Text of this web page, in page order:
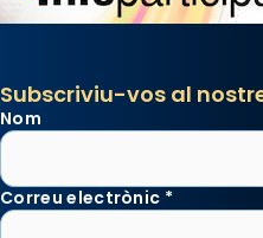
Subscriviu-vos al
Nom
Correu electrònic *